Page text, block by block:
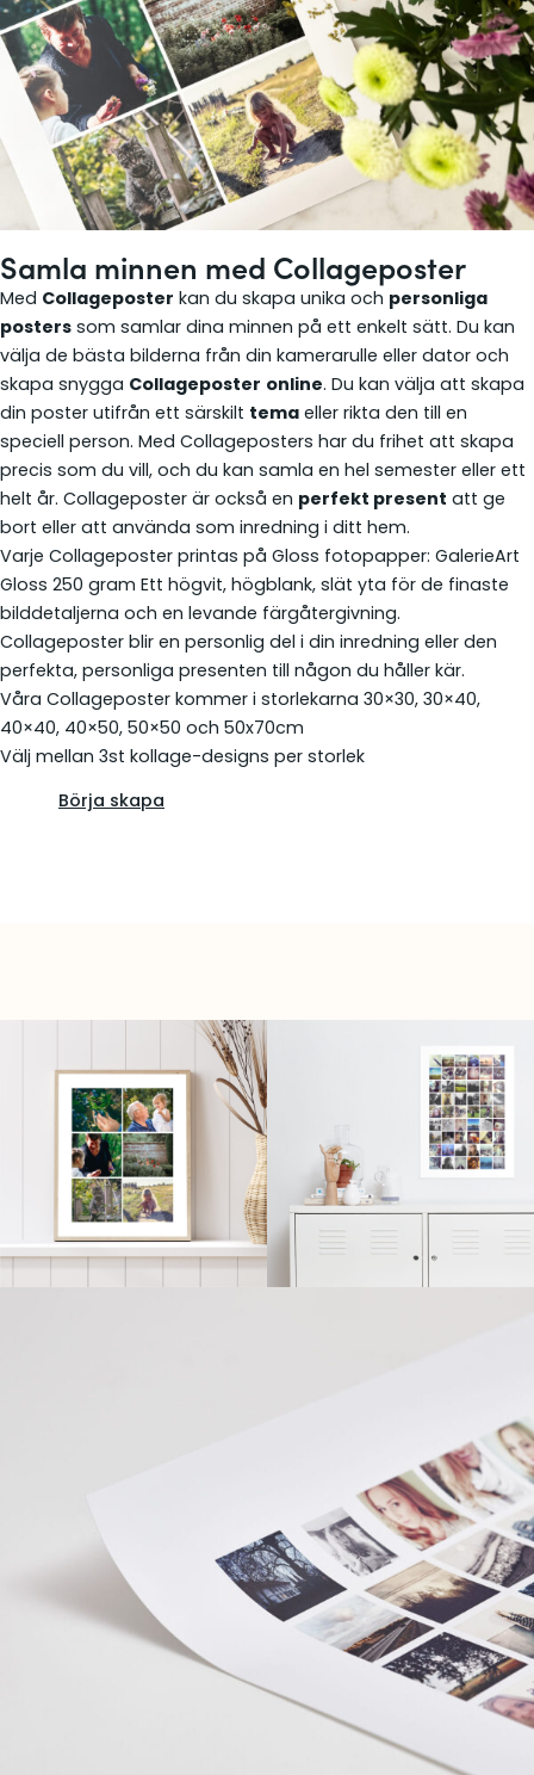
Samla minnen med Collageposter
Med Collageposter kan du skapa unika och personliga
posters som samlar dina minnen på ett enkelt sätt. Du kan
välja de bästa bilderna från din kamerarulle eller dator och
skapa snygga Collageposter online. Du kan välja att skapa
din poster utifrån ett särskilt tema eller rikta den till en
speciell person. Med Collageposters har du frihet att skapa
precis som du vill, och du kan samla en hel semester eller ett
helt år. Collageposter är också en perfekt present att ge
bort eller att använda som inredning i ditt hem.
Varje Collageposter printas på Gloss fotopapper: GalerieArt
Gloss 250 gram Ett högvit, högblank, slät yta för de finaste
bilddetaljerna och en levande färgåtergivning.
Collageposter blir en personlig del i din inredning eller den
perfekta, personliga presenten till någon du håller kär.
Våra Collageposter kommer i storlekarna 30×30, 30×40,
40×40, 40×50, 50×50 och 50x70cm
Välj mellan 3st kollage-designs per storlek
Börja skapa